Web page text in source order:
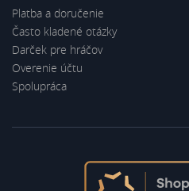
Platba a doručenie
Často kladené otázky
Darček pre hráčov
Overenie účtu
Spolupráca